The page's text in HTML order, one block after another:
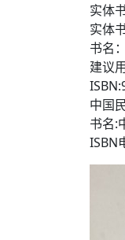
实体
实体
书名
建议
中国
书名:
ISBN